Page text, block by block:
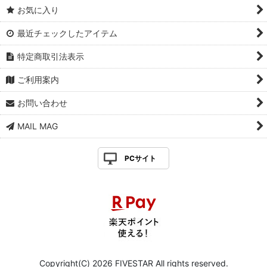
お気に入り
最近チェックしたアイテム
特定商取引法表示
ご利用案内
お問い合わせ
MAIL MAG
PCサイト
Copyright(C) 2026 FIVESTAR All rights reserved.